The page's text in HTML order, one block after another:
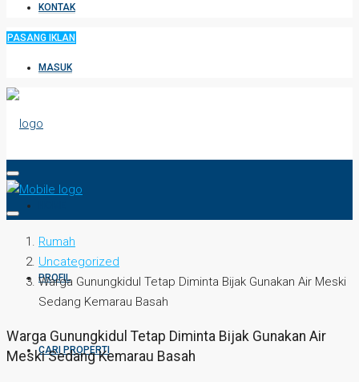
KONTAK
PASANG IKLAN
MASUK
PROFIL
CARI PROPERTI
Rumah
Uncategorized
Warga Gunungkidul Tetap Diminta Bijak Gunakan Air Meski
Sedang Kemarau Basah
Warga Gunungkidul Tetap Diminta Bijak Gunakan Air
Meski Sedang Kemarau Basah